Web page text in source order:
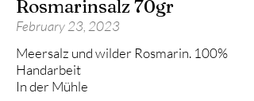
Rosmarinsalz 70gr
February 23, 2023
Meersalz und wilder Rosmarin. 100%
Handarbeit
In der Mühle